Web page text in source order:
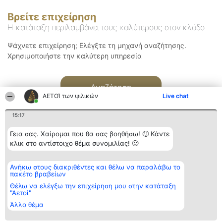
ΑΕΤΟΊ των ψιλικών Live chat
15:17
Γεια σας. Χαίρομαι που θα σας βοηθήσω! 🙂 Κάντε
κλικ στο αντίστοιχο θέμα συνομιλίας! 🙂
Ανήκω στους διακριθέντες και θέλω να παραλάβω το
πακέτο βραβείων
Θέλω να ελέγξω την επιχείρηση μου στην κατάταξη
"Αετοί"
Άλλο θέμα
Βρείτε επιχείρηση
Η κατάταξη περιλαμβάνει τους καλύτερους στον κλάδο
Ψάχνετε επιχείρηση; Ελέγξτε τη μηχανή αναζήτησης.
Χρησιμοποιήστε την καλύτερη υπηρεσία
Αναζήτηση
Διοργανωτής της
κατάταξης
BEAUTIFUL COMPANY
ΤΗΛ. ΕΠΙΚΟΙΝΩΝΙΑΣ:
2104128019
email:
aetoi@beautifulcompany.co
Κατάταξη
Διακριθέντες
των
διακριθέντων
προϋποθέσεις
Επικοινωνία
Επικοινωνία